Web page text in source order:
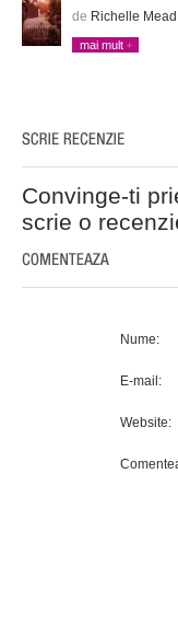
de Richelle Mead
mai mult
Convinge-ti
scrie o
Nume:
E-mail:
Website: